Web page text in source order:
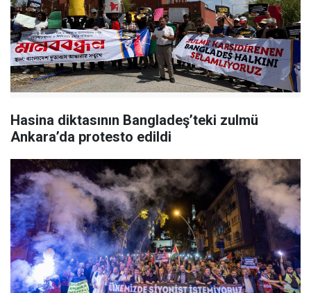
Hasina diktasının Bangladeş’teki zulmü
Ankara’da protesto edildi